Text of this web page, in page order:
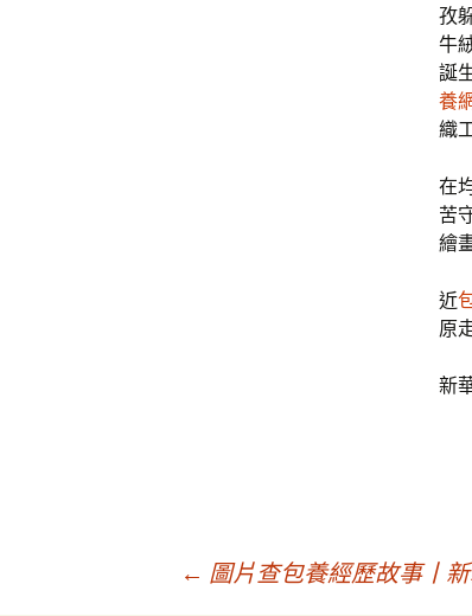
孜
牛
誕
養
織
在
苦
繪
近
原
新
← 圖片查包養經歷故事丨